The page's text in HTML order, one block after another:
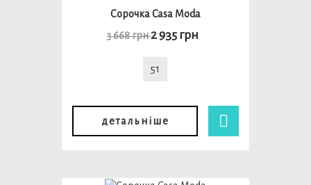
Сорочка Casa Moda
3 668 грн2 935 грн
51
детальніше